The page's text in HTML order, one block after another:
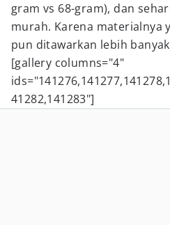
gram vs 68-gram), dan
murah. Karena materialnya
pun ditawarkan lebih
[gallery columns="4"
41282,141283"]